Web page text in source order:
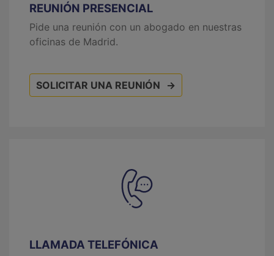
REUNIÓN PRESENCIAL
Pide una reunión con un abogado en nuestras
oficinas de Madrid.
SOLICITAR UNA REUNIÓN
LLAMADA TELEFÓNICA